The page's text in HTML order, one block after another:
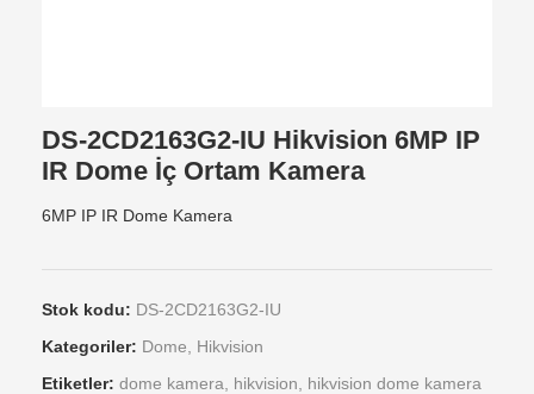
DS-2CD2163G2-IU Hikvision 6MP IP
IR Dome İç Ortam Kamera
6MP IP IR Dome Kamera
Stok kodu: DS-2CD2163G2-IU
Kategoriler: Dome
Hikvision
Etiketler: dome kamera hikvision hikvision dome kamera